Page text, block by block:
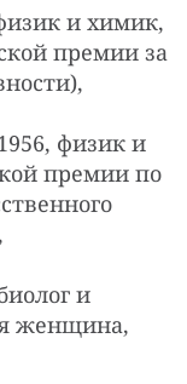
и химик,
премии за
физик и
премии по
и
женщина,